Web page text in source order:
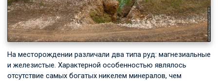
На месторождении различали два типа pyд: магнезиальные
и железистые. Характерной особенностью являлось
отсутствие самых богатых никелем минералов, чем